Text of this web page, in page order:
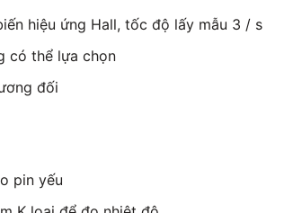
hiệu ứng Hall, tốc độ lấy mẫu 3 / s
có thể lựa chọn
đối
pin yếu